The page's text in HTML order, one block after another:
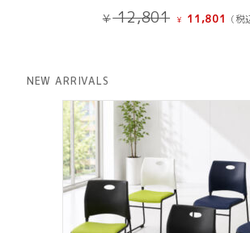
¥12,801 元
¥ 11,801 現
(税
NEW ARRIVALS